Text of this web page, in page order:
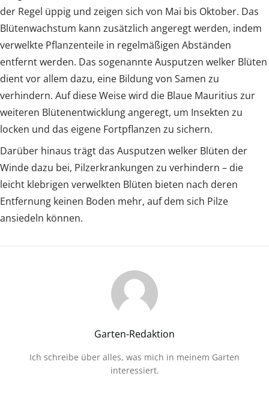
der Regel üppig und zeigen sich von Mai bis Oktober. Das
Blütenwachstum kann zusätzlich angeregt werden, indem
verwelkte Pflanzenteile in regelmäßigen Abständen
entfernt werden. Das sogenannte Ausputzen welker Blüten
dient vor allem dazu, eine Bildung von Samen zu
verhindern. Auf diese Weise wird die Blaue Mauritius zur
weiteren Blütenentwicklung angeregt, um Insekten zu
locken und das eigene Fortpflanzen zu sichern.
Darüber hinaus trägt das Ausputzen welker Blüten der
Winde dazu bei, Pilzerkrankungen zu verhindern – die
leicht klebrigen verwelkten Blüten bieten nach deren
Entfernung keinen Boden mehr, auf dem sich Pilze
ansiedeln können.
Garten-Redaktion
Ich schreibe über alles, was mich in meinem Garten
interessiert.